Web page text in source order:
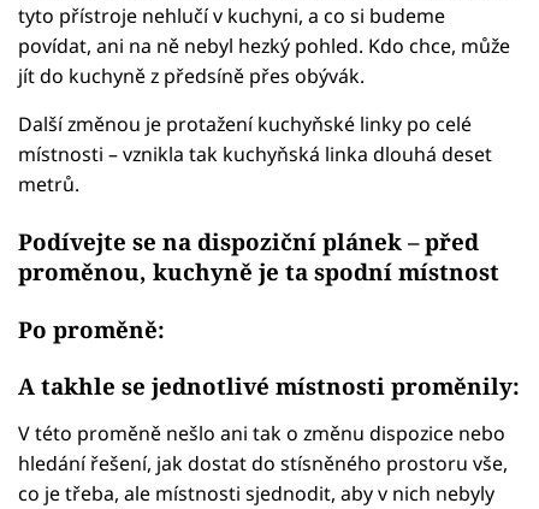
tyto přístroje nehlučí v kuchyni, a co si budeme
povídat, ani na ně nebyl hezký pohled. Kdo chce, může
jít do kuchyně z předsíně přes obývák.
Další změnou je protažení kuchyňské linky po celé
místnosti – vznikla tak kuchyňská linka dlouhá deset
metrů.
Podívejte se na dispoziční plánek – před
proměnou, kuchyně je ta spodní místnost
Po proměně:
A takhle se jednotlivé místnosti proměnily:
V této proměně nešlo ani tak o změnu dispozice nebo
hledání řešení, jak dostat do stísněného prostoru vše,
co je třeba, ale místnosti sjednodit, aby v nich nebyly